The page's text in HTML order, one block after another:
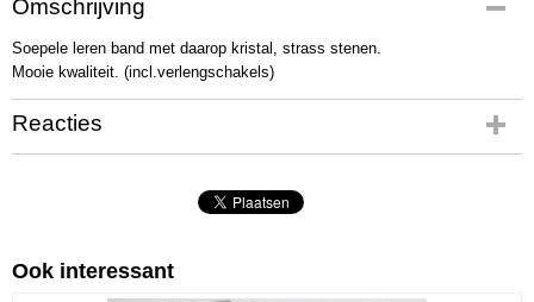
01048
Productcode leverancier
074-0944
Netto gewicht
95,00 g
Bruto gewicht
Omschrijving
Soepele leren band met daarop kristal, strass stenen.
Mooie kwaliteit. (incl.verlengschakels)
Reacties
Ook interessant